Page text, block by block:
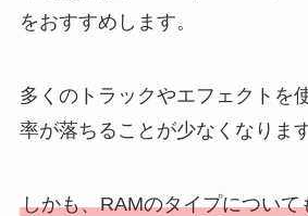
をおすすめします。
多くのトラックやエフェクトを
率が落ちることが少なくなります
しかも、RAMのタイプについて